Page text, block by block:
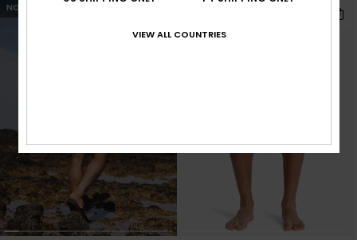
NOVO!
VIEW ALL COUNTRIES